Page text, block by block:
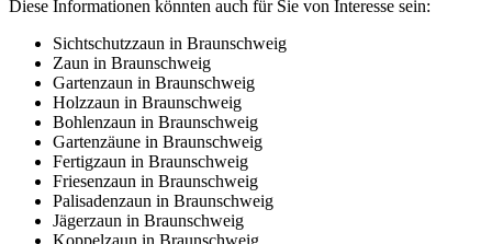
Diese Informationen könnten auch für Sie von Interesse sein:
Sichtschutzzaun in Braunschweig
Zaun in Braunschweig
Gartenzaun in Braunschweig
Holzzaun in Braunschweig
Bohlenzaun in Braunschweig
Gartenzäune in Braunschweig
Fertigzaun in Braunschweig
Friesenzaun in Braunschweig
Palisadenzaun in Braunschweig
Jägerzaun in Braunschweig